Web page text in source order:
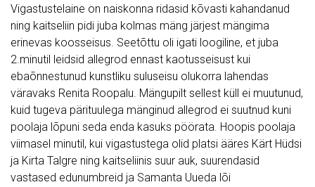
Vigastustelaine on naiskonna ridasid kõvasti kahandanud
ning kaitseliin pidi juba kolmas mäng järjest mängima
erinevas koosseisus. Seetõttu oli igati loogiline, et juba
2.minutil leidsid allegrod ennast kaotusseisust kui
ebaõnnestunud kunstliku suluseisu olukorra lahendas
väravaks Renita Roopalu. Mängupilt sellest küll ei muutunud,
kuid tugeva pärituulega mänginud allegrod ei suutnud kuni
poolaja lõpuni seda enda kasuks pöörata. Hoopis poolaja
viimasel minutil, kui vigastustega olid platsi ääres Kärt Hüdsi
ja Kirta Talgre ning kaitseliinis suur auk, suurendasid
vastased edunumbreid ja Samanta Uueda lõi